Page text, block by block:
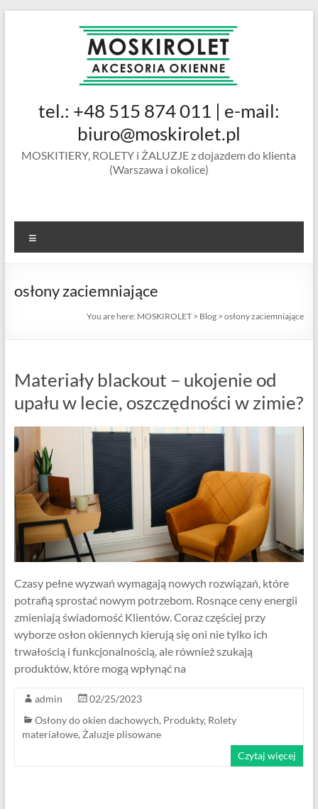
MOSKIROLET
siatki na
okienne |
ramkowe i
drzwiowe
tel.: +48 515 874 011 | e-mail:
biuro@moskirolet.pl
MOSKITIERY, ROLETY i ŻALUZJE z dojazdem do klienta
(Warszawa i okolice)
osłony zaciemniające
You are here: MOSKIROLET > Blog >osłony zaciemniające
Materiały blackout – ukojenie od
upału w lecie, oszczędności w zimie?
Czasy pełne wyzwań wymagają nowych rozwiązań, które
potrafią sprostać nowym potrzebom. Rosnące ceny energii
zmieniają świadomość Klientów. Coraz częściej przy
wyborze osłon okiennych kierują się oni nie tylko ich
trwałością i funkcjonalnością, ale również szukają
produktów, które mogą wpłynąć na
admin
02/25/2023
Osłony do okien dachowych, Produkty, Rolety
materiałowe, Żaluzje plisowane
Czytaj więcej